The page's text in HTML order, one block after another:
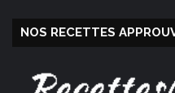
NOS RECETTES